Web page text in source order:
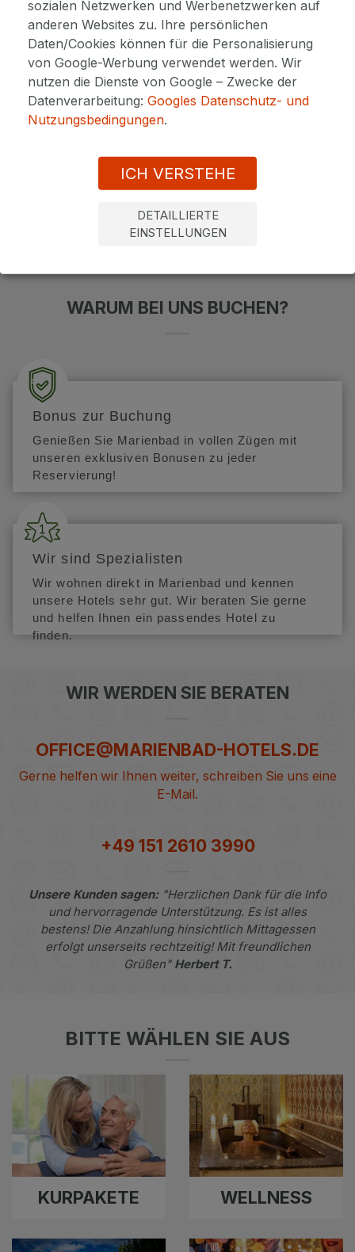
HOTELS IN MARIENBAD
Kommen Sie nach Marienbad, um Energie aufzutanken
Kur in Marienbadentdecken. Wir vermitteln Ihnen
gern einen Kuraufenthalt oder einen Golfaufenthalt zu
günstigen Preisen. Auch beraten wir Sie gern und
WARUM BEI UNS BUCHEN?
Bonus zur Buchung
Genießen Sie Marienbad in vollen Zügen mit
unseren exklusiven Bonusen zu jeder
Reservierung!
Wir sind Spezialisten
Wir wohnen direkt in Marienbad und kennen
unsere Hotels sehr gut. Wir beraten Sie gerne
und helfen Ihnen ein passendes Hotel zu
finden.
WIR WERDEN SIE BERATEN
OFFICE@MARIENBAD-HOTELS.DE
Gerne helfen wir Ihnen weiter, schreiben Sie uns eine
E-Mail.
+49 151 2610 3990
Unsere Kunden sagen:"Herzlichen Dank für die Info
und hervorragende Unterstützung. Es ist alles
bestens! Die Anzahlung hinsichtlich Mittagessen
erfolgt unserseits rechtzeitig! Mit freundlichen
Grüßen" Herbert T.
BITTE WÄHLEN SIE AUS
KURPAKETE WELLNESS
sozialen Netzwerken und Werbenetzwerken auf
anderen Websites zu. Ihre persönlichen
Daten/Cookies können für die Personalisierung
von Google-Werbung verwendet werden. Wir
nutzen die Dienste von Google – Zwecke der
Datenverarbeitung: Googles Datenschutz- und
Nutzungsbedingungen.
DETAILLIERTE
EINSTELLUNGEN
ICH VERSTEHE